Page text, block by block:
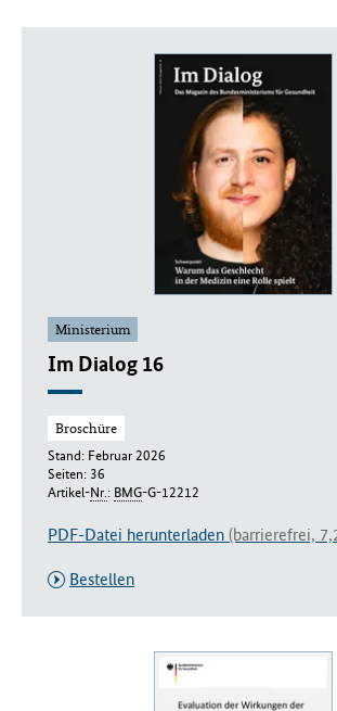
Ministerium
Im Dialog 16
Broschüre
Stand: Februar 2026
Seiten: 36
Artikel-Nr.: BMG-G-12212
PDF-Datei herunterladen (barrierefrei,
Bestellen